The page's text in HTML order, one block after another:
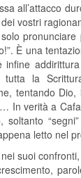
all’attacco
vostri
È una
la
tentando
In verità a
letto nel
suoi